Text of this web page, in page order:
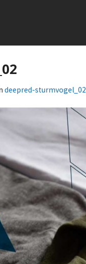
deepred-sturmvogel_02